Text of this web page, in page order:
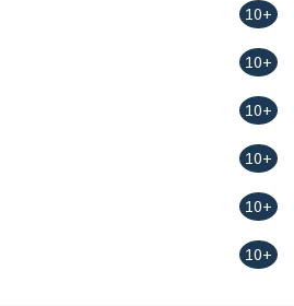
10+
10+
10+
10+
10+
10+